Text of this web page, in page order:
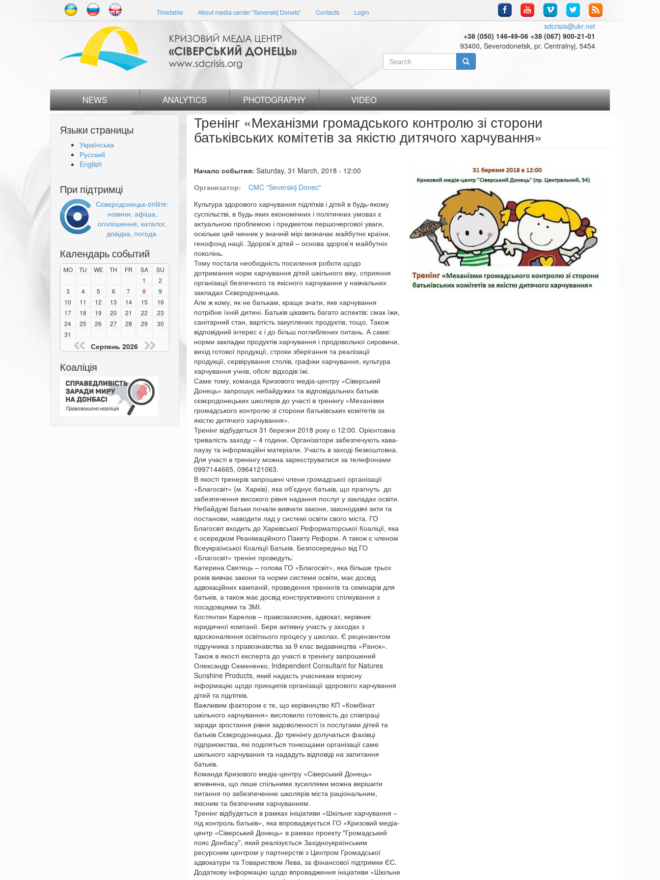
Timetable About media-center "Severskij Donets" Contacts Login
sdcrisis@ukr.net
+38 (050) 146-49-06 +38 (067) 900-21-01
93400, Severodonetsk, pr. Centralnyj, 5454
Search
form
NEWS ANALYTICS PHOTOGRAPHY VIDEO
Языки страницы
Українська
Русский
English
При підтримці
Сєверодонецьк-online:
новини, афіша,
оголошення, каталог,
довідка, погода.
Календарь событий
MO TU WE TH FR SA
SU
1
2
3
4 5 6 7 8
9
10
11 12 13 14 15
16
17
18 19 20 21 22
23
24
25 26 27 28 29
30
31
Серпень 2026
Коаліція
Тренінг «Механізми громадського контролю зі сторони
батьківських комітетів за якістю дитячого харчування»
Начало события: Saturday, 31 March, 2018 - 12:00
Организатор:
CMC "Severskij Donec"
Культура здорового харчування підлітків і дітей в будь-якому
суспільстві, в будь-яких економічних і політичних умовах є
актуальною проблемою і предметом першочергової уваги,
оскільки цей чинник у значній мірі визначає майбутнє країни,
генофонд нації. Здоров’я дітей – основа здоров’я майбутніх
поколінь.
Тому постала необхідність посилення роботи щодо
дотримання норм харчування дітей шкільного віку, сприяння
організації безпечного та якісного харчування у навчальних
закладах Сєвєродонецька.
Але ж кому, як не батькам, краще знати, яке харчування
потрібне їхній дитині. Батьків цікавить багато аспектів: смак їжи,
санітарний стан, вартість закуплених продуктів, тощо. Також
відповідний інтерес є і до більш поглиблених питань. А саме:
норми закладки продуктів харчування і продовольчої сировини,
вихід готової продукції, строки зберігання та реалізації
продукції, сервірування столів, графіки харчування, культура
харчування учнів, обсяг відходів їжі.
Саме тому, команда Кризового медіа-центру «Сіверський
Донець» запрошує небайдужих та відповідальних батьків
сєвєродонецьких школярів до участі в тренінгу «Механізми
громадського контролю зі сторони батьківських комітетів за
якістю дитячого харчування».
Тренінг відбудеться 31 березня 2018 року о 12:00. Орієнтовна
тривалість заходу – 4 години. Організатори забезпечують кава-
паузу та інформаційні матеріали. Участь в заході безкоштовна.
Для участі в тренінгу можна зареєструватися за телефонами
0997144665, 0964121063.
В якості тренерів запрошені члени громадської організації
«Благосвіт» (м. Харків), яка об’єднує батьків, що прагнуть до
забезпечення високого рівня надання послуг у закладах освіти.
Небайдужі батьки почали вивчати закони, законодавчі акти та
постанови, наводити лад у системі освіти свого міста. ГО
Благосвіт входить до Харківської Реформаторської Коаліції, яка
є осередком Реанімаційного Пакету Реформ. А також є членом
Всеукраїнської Коаліції Батьків. Безпосередньо від ГО
«Благосвіт» тренінг проведуть:
Катерина Святець – голова ГО «Благосвіт», яка більше трьох
років вивчає закони та норми системи освіти, має досвід
адвокаційних кампаній, проведення тренінгів та семінарів для
батьків, а також має досвід конструктивного спілкування з
посадовцями та ЗМІ.
Костянтин Карелов – правозахисник, адвокат, керівник
юридичної компанії. Бере активну участь у заходах з
вдосконалення освітнього процесу у школах. Є рецензентом
підручника з правознавства за 9 клас видавництва «Ранок».
Також в якості експерта до участі в тренінгу запрошений
Олександр Семененко, Independent Consultant for Natures
Sunshine Products, який надасть учасникам корисну
інформацію щодо принципів організації здорового харчування
дітей та підлітків.
Важливим фактором є те, що керівництво КП «Комбінат
шкільного харчування» висловило готовність до співпраці
заради зростання рівня задоволеності їх послугами дітей та
батьків Сєвєродонецька. До тренінгу долучаться фахівці
підприємства, які поділяться тонкощами організації саме
шкільного харчування та нададуть відповіді на запитання
батьків.
Команда Кризового медіа-центру «Сіверський Донець»
впевнена, що лише спільними зусиллями можна вирішити
питання по забезпеченню школярів міста раціональним,
якісним та безпечним харчуванням.
Тренінг відбудеться в рамках ініціативи «Шкільне харчування –
під контроль батьків», яка впроваджується ГО «Кризовий медіа-
центр «Сіверський Донець» в рамках проекту "Громадський
пояс Донбасу", який реалізується Західноукраїнським
ресурсним центром у партнерстві з Центром Громадської
адвокатури та Товариством Лева, за фінансової підтримки ЄС.
Додаткову інформацію щодо впровадження ініціативи «Шкільне